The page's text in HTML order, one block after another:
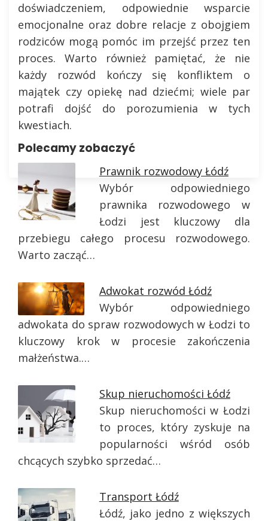
doświadczeniem, odpowiednie wsparcie
emocjonalne oraz dobre relacje z obojgiem
rodziców mogą pomóc im przejść przez ten
proces. Warto również pamiętać, że nie
każdy rozwód kończy się konfliktem o
majątek czy opiekę nad dziećmi; wiele par
potrafi dojść do porozumienia w tych
kwestiach.
Polecamy zobaczyć
Prawnik rozwodowy Łódź
Wybór odpowiedniego
prawnika rozwodowego w
Łodzi jest kluczowy dla
przebiegu całego procesu rozwodowego.
Warto zacząć…
Adwokat rozwód Łódź
Wybór odpowiedniego
adwokata do spraw rozwodowych w Łodzi to
kluczowy krok w procesie zakończenia
małżeństwa.…
Skup nieruchomości Łódź
Skup nieruchomości w Łodzi
to proces, który zyskuje na
popularności wśród osób
chcących szybko sprzedać…
Transport Łódź
Łódź, jako jedno z większych